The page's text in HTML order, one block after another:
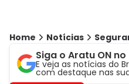
Home Notícias
Siga o Aratu ON
E veja as notícias do
com destaque nas